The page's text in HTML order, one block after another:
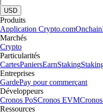
USD
Produits
Application Crypto.comOnchain
Marchés
Crypto
Particularités
CartesPaniersEarnStaking
Entreprises
GardePay pour commerçant
Développeurs
Cronos PoSCronos EVM
Ressources